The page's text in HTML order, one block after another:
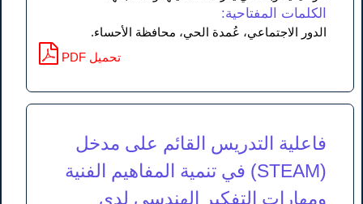
الكلمات المفتاحية:
الدور الاجتماعي، عُمدة الحي، محافظة الأحساء.
PDF تحميل
فاعلية التدريس القائم على مدخل
(STEAM) في تنمية المفاهيم الفنية
ومهارات التفكير الهندسي لدى